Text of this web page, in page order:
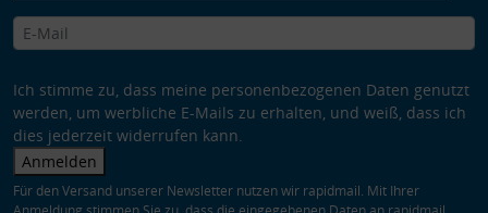
Ich stimme zu, dass meine personenbezogenen Daten genutzt
werden, um werbliche E-Mails zu erhalten, und weiß, dass ich
dies jederzeit widerrufen kann.
Anmelden
Für den Versand unserer Newsletter nutzen wir rapidmail. Mit Ihrer